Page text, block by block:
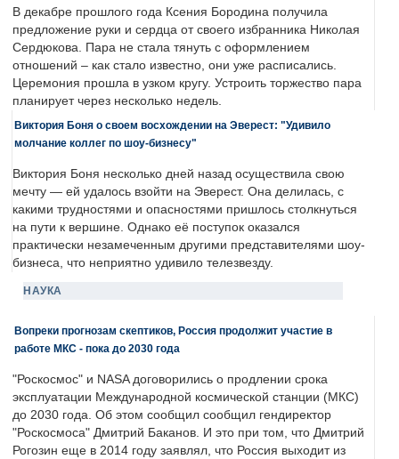
В декабре прошлого года Ксения Бородина получила
предложение руки и сердца от своего избранника Николая
Сердюкова. Пара не стала тянуть с оформлением
отношений – как стало известно, они уже расписались.
Церемония прошла в узком кругу. Устроить торжество пара
планирует через несколько недель.
Виктория Боня о своем восхождении на Эверест: "Удивило
молчание коллег по шоу-бизнесу"
Виктория Боня несколько дней назад осуществила свою
мечту — ей удалось взойти на Эверест. Она делилась, с
какими трудностями и опасностями пришлось столкнуться
на пути к вершине. Однако её поступок оказался
практически незамеченным другими представителями шоу-
бизнеса, что неприятно удивило телезвезду.
НАУКА
Вопреки прогнозам скептиков, Россия продолжит участие в
работе МКС - пока до 2030 года
"Роскосмос" и NASA договорились о продлении срока
эксплуатации Международной космической станции (МКС)
до 2030 года. Об этом сообщил сообщил гендиректор
"Роскосмоса" Дмитрий Баканов. И это при том, что Дмитрий
Рогозин еще в 2014 году заявлял, что Россия выходит из